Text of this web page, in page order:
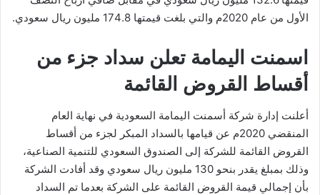
الأول من عام 2020م والتي بلغت قيمتها 174.8 مليون ريال سعودي.
اسمنت اليمامة تعلن سداد جزء من
أقساط القروض القائمة
أعلنت إدارة شركة أسمنت اليمامة السعودية في نهاية العام
المنقضي 2020م عن قيامها بالسداد المبكر لجزء من أقساط
القروض القائمة للشركة إلى الصندوق السعودي للتنمية الصناعية،
وذلك بمبلغ يقدر بنحو 130 مليون ريال سعودي وقد أفادت الشركة
بأن إجمالي قيمة القروض القائمة على الشركة بعدما تم السداد